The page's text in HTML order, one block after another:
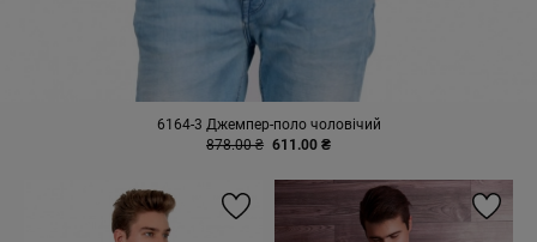
6164-3 Джемпер-поло чоловічий
878.00 ₴ 611.00 ₴